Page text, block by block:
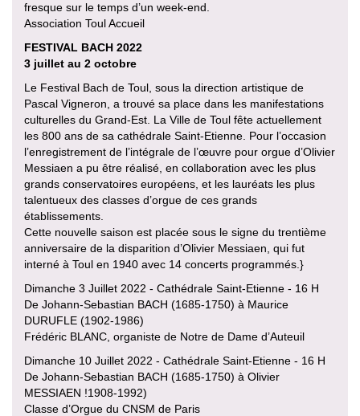
fresque sur le temps d’un week-end.
Association Toul Accueil
FESTIVAL BACH 2022
3 juillet au 2 octobre
Le Festival Bach de Toul, sous la direction artistique de
Pascal Vigneron, a trouvé sa place dans les manifestations
culturelles du Grand-Est. La Ville de Toul fête actuellement
les 800 ans de sa cathédrale Saint-Etienne. Pour l’occasion
l’enregistrement de l’intégrale de l’œuvre pour orgue d’Olivier
Messiaen a pu être réalisé, en collaboration avec les plus
grands conservatoires européens, et les lauréats les plus
talentueux des classes d’orgue de ces grands
établissements.
Cette nouvelle saison est placée sous le signe du trentième
anniversaire de la disparition d’Olivier Messiaen, qui fut
interné à Toul en 1940 avec 14 concerts programmés.}
Dimanche 3 Juillet 2022 - Cathédrale Saint-Etienne - 16 H
De Johann-Sebastian BACH (1685-1750) à Maurice
DURUFLE (1902-1986)
Frédéric BLANC, organiste de Notre de Dame d’Auteuil
Dimanche 10 Juillet 2022 - Cathédrale Saint-Etienne - 16 H
De Johann-Sebastian BACH (1685-1750) à Olivier
MESSIAEN !1908-1992)
Classe d’Orgue du CNSM de Paris